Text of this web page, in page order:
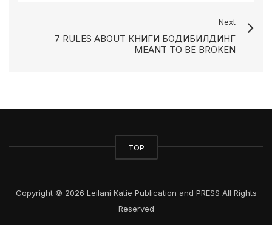
Next
7 RULES ABOUT КНИГИ БОДИБИЛДИНГ
MEANT TO BE BROKEN
TOP
Copyright © 2026 Leilani Katie Publication and PRESS All Rights
Reserved